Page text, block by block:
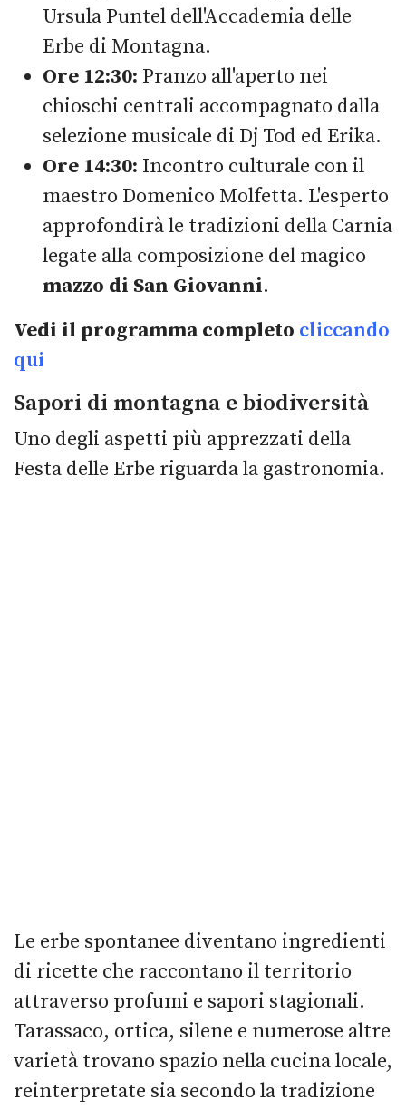
Ursula Puntel dell'Accademia delle
Erbe di Montagna.
Ore 12:30: Pranzo all'aperto nei
chioschi centrali accompagnato dalla
selezione musicale di Dj Tod ed Erika.
Ore 14:30: Incontro culturale con il
maestro Domenico Molfetta. L'esperto
approfondirà le tradizioni della Carnia
legate alla composizione del magico
mazzo di San Giovanni.
Vedi il programma completo cliccando
qui
Sapori di montagna e biodiversità
Uno degli aspetti più apprezzati della
Festa delle Erbe riguarda la gastronomia.
Le erbe spontanee diventano ingredienti
di ricette che raccontano il territorio
attraverso profumi e sapori stagionali.
Tarassaco, ortica, silene e numerose altre
varietà trovano spazio nella cucina locale,
reinterpretate sia secondo la tradizione